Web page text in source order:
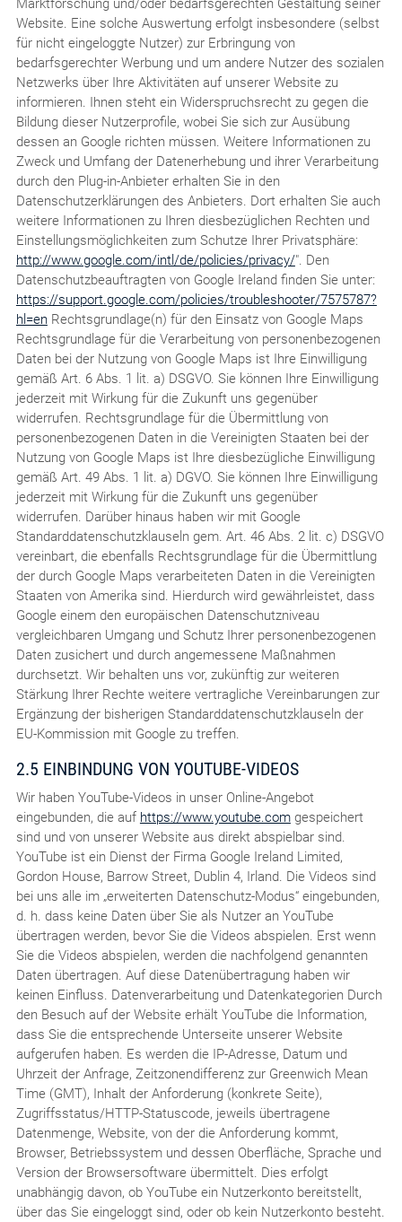
Website. Eine solche Auswertung erfolgt insbesondere (selbst
für nicht eingeloggte Nutzer) zur Erbringung von
bedarfsgerechter Werbung und um andere Nutzer des sozialen
Netzwerks über Ihre Aktivitäten auf unserer Website zu
informieren. Ihnen steht ein Widerspruchsrecht zu gegen die
Bildung dieser Nutzerprofile, wobei Sie sich zur Ausübung
dessen an Google richten müssen. Weitere Informationen zu
Zweck und Umfang der Datenerhebung und ihrer Verarbeitung
durch den Plug-in-Anbieter erhalten Sie in den
Datenschutzerklärungen des Anbieters. Dort erhalten Sie auch
weitere Informationen zu Ihren diesbezüglichen Rechten und
Einstellungsmöglichkeiten zum Schutze Ihrer Privatsphäre:
http://www.google.com/intl/de/policies/privacy/". Den
Datenschutzbeauftragten von Google Ireland finden Sie unter:
https://support.google.com/policies/troubleshooter/7575787?
hl=enRechtsgrundlage(n) für den Einsatz von Google Maps
Rechtsgrundlage für die Verarbeitung von personenbezogenen
Daten bei der Nutzung von Google Maps ist Ihre Einwilligung
gemäß Art. 6 Abs. 1 lit. a) DSGVO. Sie können Ihre Einwilligung
jederzeit mit Wirkung für die Zukunft uns gegenüber
widerrufen. Rechtsgrundlage für die Übermittlung von
personenbezogenen Daten in die Vereinigten Staaten bei der
Nutzung von Google Maps ist Ihre diesbezügliche Einwilligung
gemäß Art. 49 Abs. 1 lit. a) DGVO. Sie können Ihre Einwilligung
jederzeit mit Wirkung für die Zukunft uns gegenüber
widerrufen. Darüber hinaus haben wir mit Google
Standarddatenschutzklauseln gem. Art. 46 Abs. 2 lit. c) DSGVO
vereinbart, die ebenfalls Rechtsgrundlage für die Übermittlung
der durch Google Maps verarbeiteten Daten in die Vereinigten
Staaten von Amerika sind. Hierdurch wird gewährleistet, dass
Google einem den europäischen Datenschutzniveau
vergleichbaren Umgang und Schutz Ihrer personenbezogenen
Daten zusichert und durch angemessene Maßnahmen
durchsetzt. Wir behalten uns vor, zukünftig zur weiteren
Stärkung Ihrer Rechte weitere vertragliche Vereinbarungen zur
Ergänzung der bisherigen Standarddatenschutzklauseln der
EU-Kommission mit Google zu treffen.
2.5 EINBINDUNG VON YOUTUBE-VIDEOS
Wir haben YouTube-Videos in unser Online-Angebot
eingebunden, die auf https://www.youtube.comgespeichert
sind und von unserer Website aus direkt abspielbar sind.
YouTube ist ein Dienst der Firma Google Ireland Limited,
Gordon House, Barrow Street, Dublin 4, Irland. Die Videos sind
bei uns alle im „erweiterten Datenschutz-Modus“ eingebunden,
d. h. dass keine Daten über Sie als Nutzer an YouTube
übertragen werden, bevor Sie die Videos abspielen. Erst wenn
Sie die Videos abspielen, werden die nachfolgend genannten
Daten übertragen. Auf diese Datenübertragung haben wir
keinen Einfluss. Datenverarbeitung und Datenkategorien Durch
den Besuch auf der Website erhält YouTube die Information,
dass Sie die entsprechende Unterseite unserer Website
aufgerufen haben. Es werden die IP-Adresse, Datum und
Uhrzeit der Anfrage, Zeitzonendifferenz zur Greenwich Mean
Time (GMT), Inhalt der Anforderung (konkrete Seite),
Zugriffsstatus/HTTP-Statuscode, jeweils übertragene
Datenmenge, Website, von der die Anforderung kommt,
Browser, Betriebssystem und dessen Oberfläche, Sprache und
Version der Browsersoftware übermittelt. Dies erfolgt
unabhängig davon, ob YouTube ein Nutzerkonto bereitstellt,
über das Sie eingeloggt sind, oder ob kein Nutzerkonto besteht.